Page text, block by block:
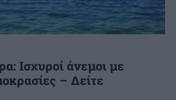
Ισχυροί άνεμοι με
– Δείτε